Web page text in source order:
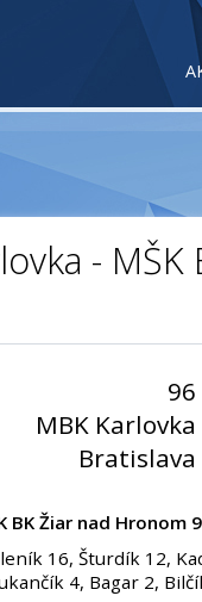
- MŠK
96
MBK Karlovka
Bratislava
BK Žiar nad Hronom
16, Šturdík 12,
4, Bagar 2,